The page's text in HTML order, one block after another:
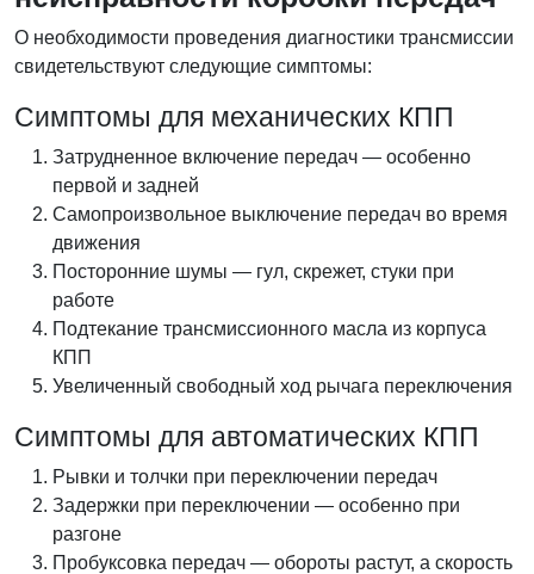
О необходимости проведения диагностики трансмиссии
свидетельствуют следующие симптомы:
Симптомы для механических КПП
Затрудненное включение передач — особенно
первой и задней
Самопроизвольное выключение передач во время
движения
Посторонние шумы — гул, скрежет, стуки при
работе
Подтекание трансмиссионного масла из корпуса
КПП
Увеличенный свободный ход рычага переключения
Симптомы для автоматических КПП
Рывки и толчки при переключении передач
Задержки при переключении — особенно при
разгоне
Пробуксовка передач — обороты растут, а скорость